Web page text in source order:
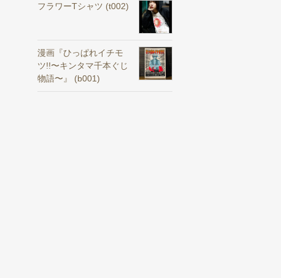
フラワーTシャツ (t002)
漫画『ひっぱれイチモ
ツ!!〜キンタマ千本ぐじ
物語〜』 (b001)